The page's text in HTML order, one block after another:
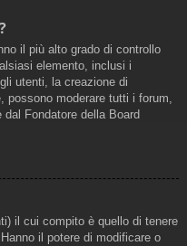
il più alto grado di controllo
elemento, inclusi i
utenti, la creazione di
moderare tutti i forum,
Fondatore della Board
il cui compito è quello di tenere
il potere di modificare o